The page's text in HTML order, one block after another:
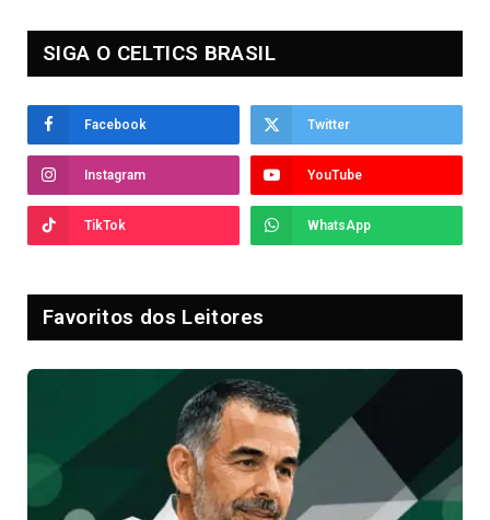
SIGA O CELTICS BRASIL
Facebook Twitter
Instagram YouTube
TikTok WhatsApp
Favoritos dos Leitores